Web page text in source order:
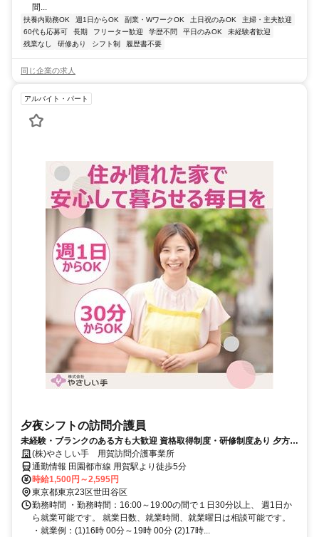
間...
扶養内勤務OK 週1日からOK 副業・WワークOK 土日祝のみOK
主婦・主夫歓迎
60代も応募可
長期 フリーター歓迎 学歴不問 平日のみOK
未経験者歓迎
残業なし
研修あり シフト制 履歴書不要
同じ企業の求人
アルバイト・パート
夕夜シフトの訪問介護員
未経験・ブランクのある方も大歓迎 資格取得制度・研修制度あり 夕方か
ら短時間で働けます
(株)やさしい手 用賀訪問介護事業所
通勤情報 田園都市線 用賀駅より徒歩5分
時給1,500円～2,595円
東京都東京23区世田谷区
勤務時間 ・勤務時間：16:00～19:00の間で１日30分以上、 週1日か
ら就業可能です。 就業日数、就業時間、就業曜日は相談可能です。
・就業例：(1)16時 00分～19時 00分 (2)17時...